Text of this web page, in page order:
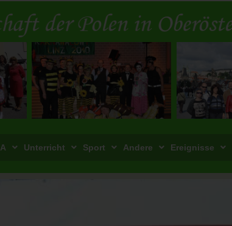
Unterricht Sport Andere Ereignisse